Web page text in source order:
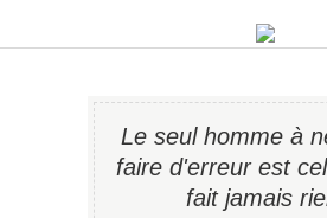
Le seul homme à
faire d'erreur est
fait jamais